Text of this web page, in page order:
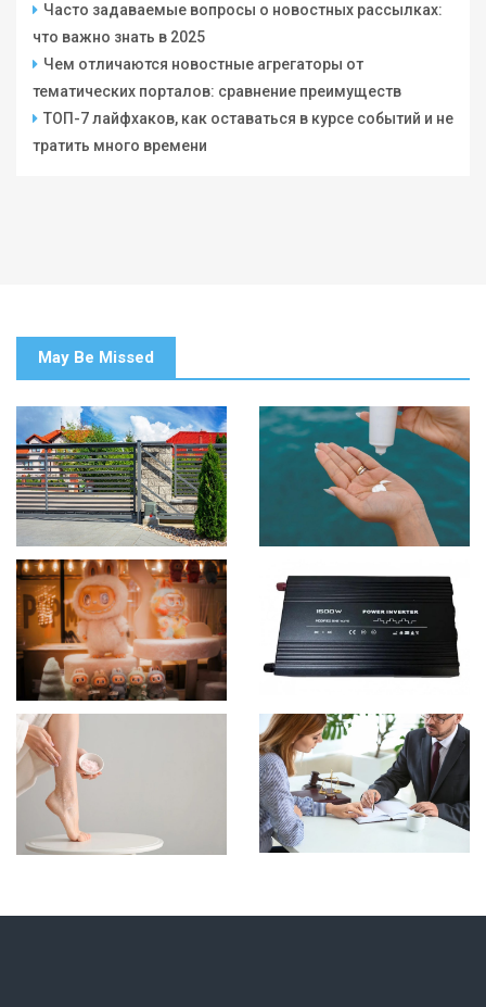
Часто задаваемые вопросы о новостных рассылках:
что важно знать в 2025
Чем отличаются новостные агрегаторы от
тематических порталов: сравнение преимуществ
ТОП-7 лайфхаков, как оставаться в курсе событий и не
тратить много времени
May Be Missed